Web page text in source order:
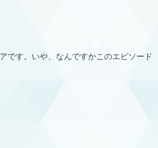
です。いや、なんですかこのエピソード